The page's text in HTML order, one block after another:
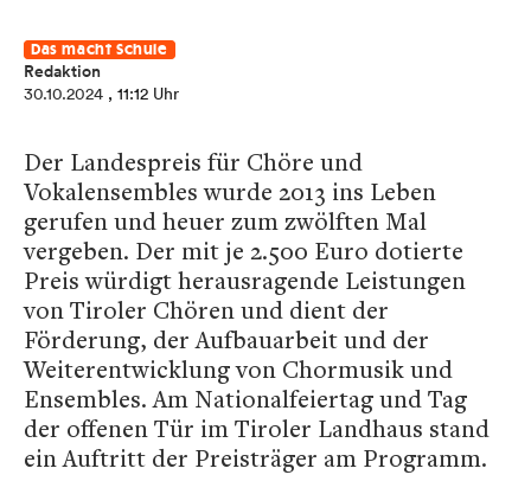
Das macht Schule
Redaktion
30.10.2024 , 11:12 Uhr
Der Landespreis für Chöre und
Vokalensembles wurde 2013 ins Leben
gerufen und heuer zum zwölften Mal
vergeben. Der mit je 2.500 Euro dotierte
Preis würdigt herausragende Leistungen
von Tiroler Chören und dient der
Förderung, der Aufbauarbeit und der
Weiterentwicklung von Chormusik und
Ensembles. Am Nationalfeiertag und Tag
der offenen Tür im Tiroler Landhaus stand
ein Auftritt der Preisträger am Programm.